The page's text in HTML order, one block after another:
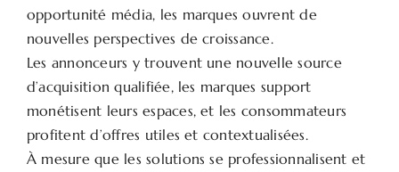
opportunité média, les marques ouvrent de
nouvelles perspectives de croissance.
Les annonceurs y trouvent une nouvelle source
d’acquisition qualifiée, les marques support
monétisent leurs espaces, et les consommateurs
profitent d’offres utiles et contextualisées.
À mesure que les solutions se professionnalisent et